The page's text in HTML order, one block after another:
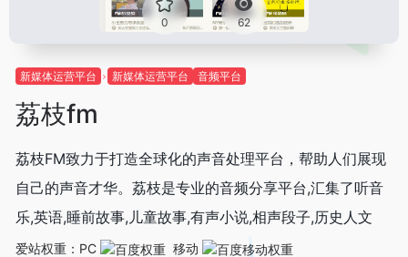
0 62
新媒体运营平台 新媒体运营平台 音频平台
荔枝fm
荔枝FM致力于打造全球化的声音处理平台，帮助人们展现
自己的声音才华。荔枝是专业的音频分享平台,汇集了听音
乐,英语,睡前故事,儿童故事,有声小说,相声段子,历史人文
爱站权重： PC 移动